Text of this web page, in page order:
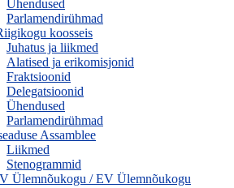
Ühendused
Parlamendirühmad
koosseis
Juhatus ja liikmed
Alatised ja erikomisjonid
Fraktsioonid
Delegatsioonid
Ühendused
Parlamendirühmad
Assamblee
Liikmed
Stenogrammid
Ülemnõukogu / EV Ülemnõukogu